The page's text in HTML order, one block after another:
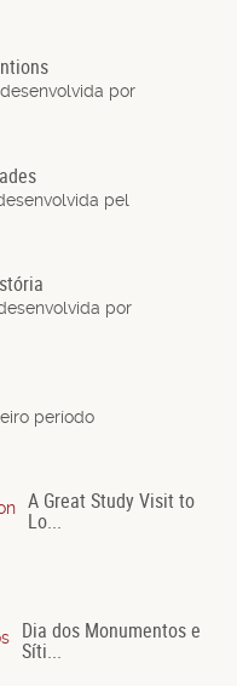
por
pel
por
período
A Great Study Visit to
Lo...
Dia dos Monumentos e
Síti...